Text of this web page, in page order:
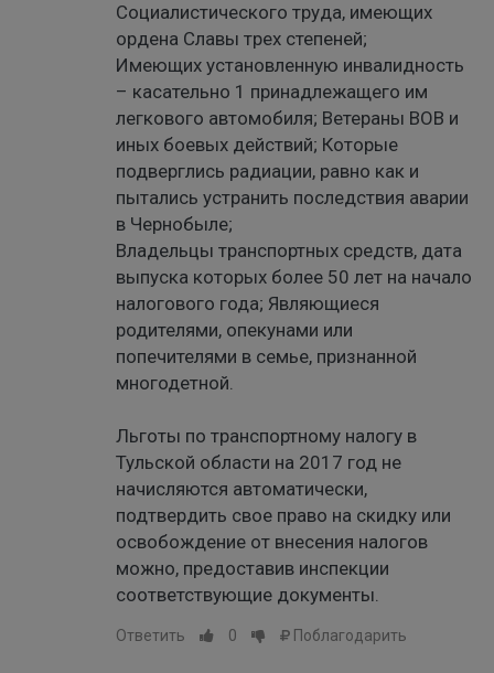
Социалистического труда, имеющих
ордена Славы трех степеней;
Имеющих установленную инвалидность
– касательно 1 принадлежащего им
легкового автомобиля; Ветераны ВОВ и
иных боевых действий; Которые
подверглись радиации, равно как и
пытались устранить последствия аварии
в Чернобыле;
Владельцы транспортных средств, дата
выпуска которых более 50 лет на начало
налогового года; Являющиеся
родителями, опекунами или
попечителями в семье, признанной
многодетной.
Льготы по транспортному налогу в
Тульской области на 2017 год не
начисляются автоматически,
подтвердить свое право на скидку или
освобождение от внесения налогов
можно, предоставив инспекции
соответствующие документы.
Ответить 0 Поблагодарить